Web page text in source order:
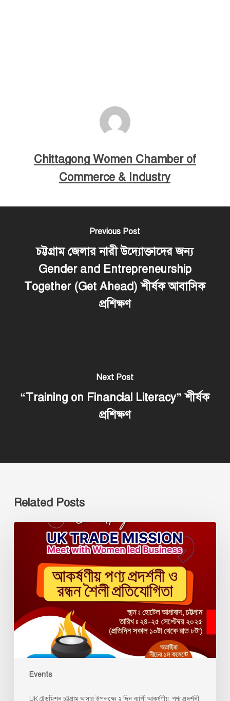
Chittagong Women Chamber of
Commerce & Industry
Previous Post
চট্টগ্রাম জেলার নারী উদ্যোক্তাদের জন্য
Gender and Entrepreneurship
Together (Get Ahead) শীর্ষক আবাসিক
প্রশিক্ষণ
Next Post
“Training on Financial Literacy” শীর্ষক
প্রশিক্ষণ
Related Posts
Events
UK ট্রেডমিশন চট্টগ্রাম আসার উপলক্ষ্যে ২ দিন ব্যাপী আকর্ষণীয় পণ্য প্রদর্শনী